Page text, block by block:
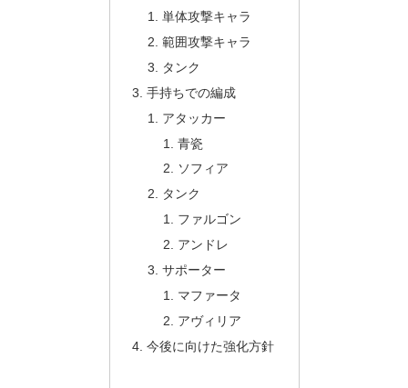
単体攻撃キャラ
範囲攻撃キャラ
タンク
手持ちでの編成
アタッカー
青瓷
ソフィア
タンク
ファルゴン
アンドレ
サポーター
マファータ
アヴィリア
今後に向けた強化方針